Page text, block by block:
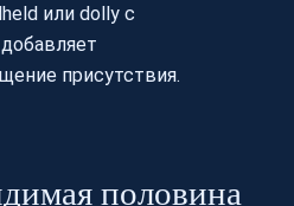
или dolly с
присутствия.
половина